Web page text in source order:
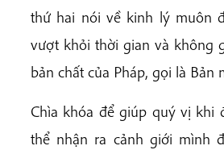
thứ hai nói về kinh lý muôn
vượt khỏi thời gian và không
bản chất của Pháp, gọi là Bản
Chìa khóa để giúp quý vị khi
thể nhận ra cảnh giới mình